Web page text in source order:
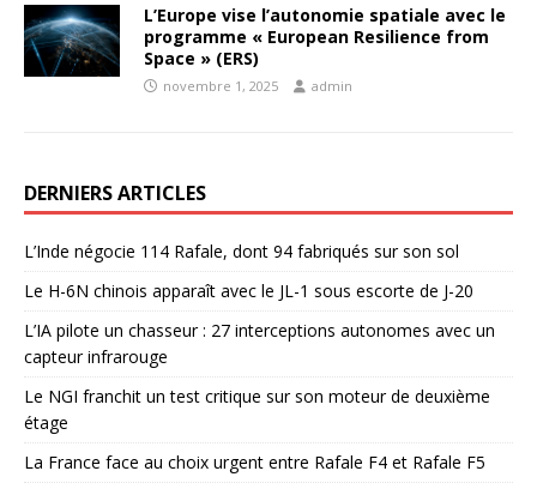
L’Europe vise l’autonomie spatiale avec le
programme « European Resilience from
Space » (ERS)
novembre 1, 2025 admin
DERNIERS ARTICLES
L’Inde négocie 114 Rafale, dont 94 fabriqués sur son sol
Le H-6N chinois apparaît avec le JL-1 sous escorte de J-20
L’IA pilote un chasseur : 27 interceptions autonomes avec un
capteur infrarouge
Le NGI franchit un test critique sur son moteur de deuxième
étage
La France face au choix urgent entre Rafale F4 et Rafale F5